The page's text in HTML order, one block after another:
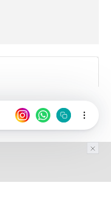
Malaysia
Energi